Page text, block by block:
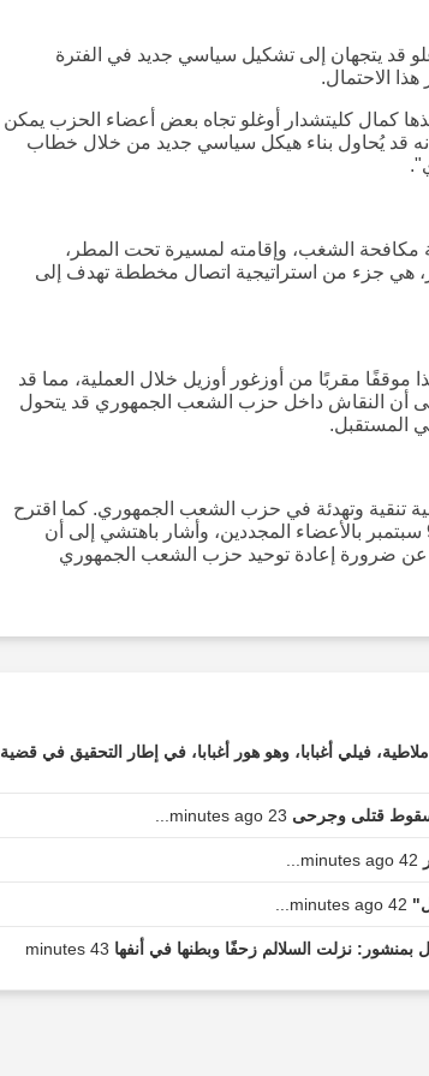
قد يتجهان إلى تشكيل سياسي جديد في الفترة
هذا الاحتمال.
كمال كليتشدار أوغلو تجاه بعض أعضاء الحزب يمكن
قد يُحاول بناء هيكل سياسي جديد من خلال خطاب
مكافحة الشغب، وإقامته لمسيرة تحت المطر،
هي جزء من استراتيجية اتصال مخططة تهدف إلى
مقربًا من أوزغور أوزيل خلال العملية، مما قد
أن النقاش داخل حزب الشعب الجمهوري قد يتحول
المستقبل.
تنقية وتهدئة في حزب الشعب الجمهوري. كما اقترح
تجديد هيكل العضوية الحالي وعقد مؤتمر في 9 سبتمبر بالأعضاء المجددين، وأشار باهتشي إلى أن
عن ضرورة إعادة توحيد حزب الشعب الجمهوري
فيلي أغبابا، وهو هور أغبابا، في إطار التحقيق في قضية
سقوط قتلى وجرحى 23 minutes ago...
42 minutes ago...
42 minutes ago...
بمنشور: نزلت السلالم زحفًا وبطنها في أنفها
43 minutes